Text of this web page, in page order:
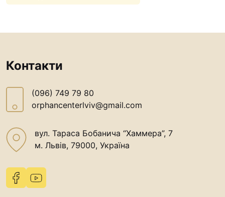
Юричко
“#Усинови_ТИ”
Контакти
(096) 749 79 80
orphancenterlviv@gmail.com
вул. Тараса Бобанича “Хаммера”, 7
м. Львів, 79000, Україна